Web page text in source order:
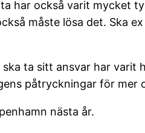
har också varit mycket
måste lösa det. Ska
ta sitt ansvar har varit
påtryckningar för mer
nästa år.